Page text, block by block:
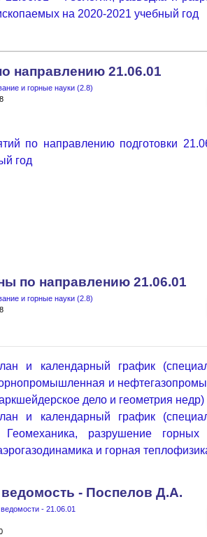
на 2020-2021 учебный год
направлению 21.06.01
и горные науки (2.8)
по направлению подготовки
год
по направлению 21.06.01
и горные науки (2.8)
и календарный график
и
дело и геометрия недр)
и календарный график
разрушение горных
и горная
- Поспелов Д.А.
- 21.06.01